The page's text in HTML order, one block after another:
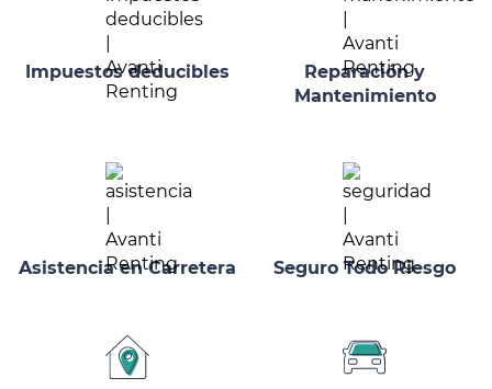
Impuestos deducibles
Reparación y
Mantenimiento
Asistencia en Carretera Seguro Todo Riesgo